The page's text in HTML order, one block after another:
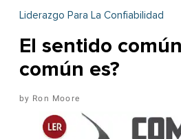
Liderazgo Para La Confiabilidad
El sentido
común es?
Ron Moore